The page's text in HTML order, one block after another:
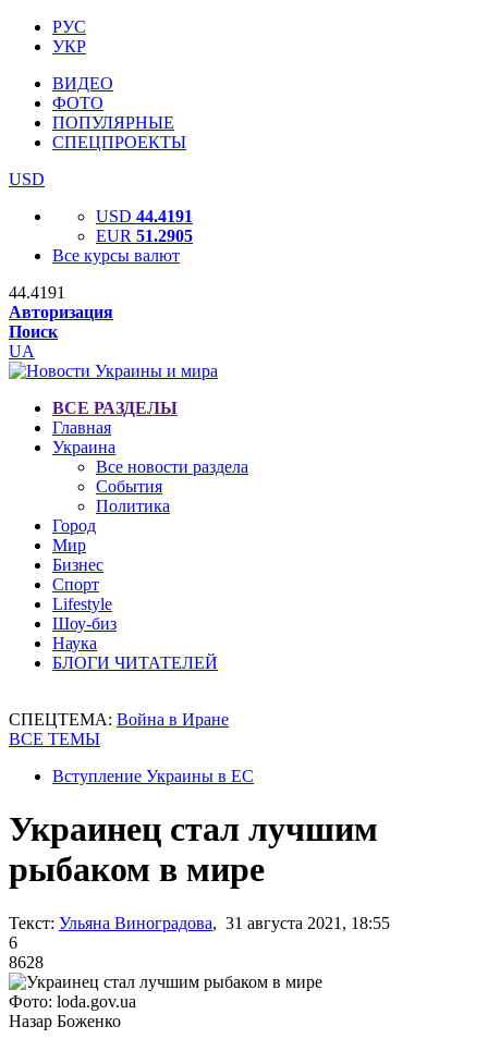
РУС
УКР
ВИДЕО
ФОТО
ПОПУЛЯРНЫЕ
СПЕЦПРОЕКТЫ
USD
USD 44.4191
EUR 51.2905
Все курсы валют
44.4191
Авторизация
Поиск
UA
ВСЕ РАЗДЕЛЫ
Главная
Украина
Все новости раздела
События
Политика
Город
Мир
Бизнес
Спорт
Lifestyle
Шоу-биз
Наука
БЛОГИ ЧИТАТЕЛЕЙ
СПЕЦТЕМА: Война в Иране
ВСЕ ТЕМЫ
Вступление Украины в ЕС
Украинец стал лучшим
рыбаком в мире
Текст: Ульяна Виноградова, 31 августа 2021, 18:55
6
8628
Фото: loda.gov.ua
Назар Боженко